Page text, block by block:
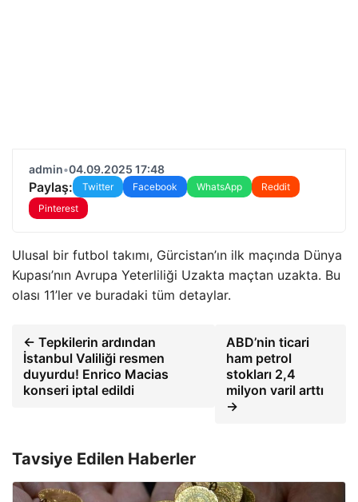
admin•04.09.2025 17:48
Paylaş: Twitter Facebook WhatsApp
Reddit
Pinterest
Ulusal bir futbol takımı, Gürcistan’ın ilk maçında Dünya
Kupası’nın Avrupa Yeterliliği Uzakta maçtan uzakta. Bu
olası 11’ler ve buradaki tüm detaylar.
← Tepkilerin ardından
İstanbul Valiliği resmen
duyurdu! Enrico Macias
konseri iptal edildi
ABD’nin ticari
ham petrol
stokları 2,4
milyon varil arttı
→
Tavsiye Edilen Haberler